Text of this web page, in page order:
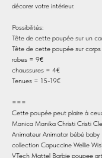
décorer votre intérieur.
Possibilités:
Tête de cette poupée sur un
Tête de cette poupée sur
robes = 9€
chaussures = 4€
Tenues = 15-19€
===
Cette poupée peut plaire à
Manica Manika Christi Cristi
Animateur Animator bébé baby
collection Capuccine Wellie
VTech Mattel Barbie poupee